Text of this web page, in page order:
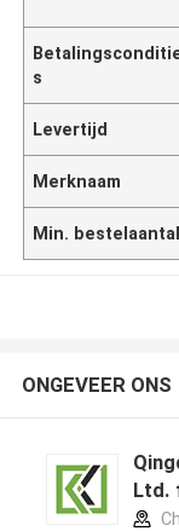
s
Levertijd
Merknaam
Min. bestelaantal
ONGEVEER ONS
Ltd.